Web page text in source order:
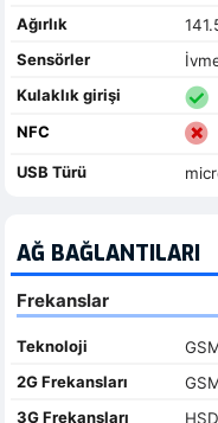
Ağırlık
Sensörler
Kulaklık girişi
NFC
USB Türü
AĞ BAĞLANTILARI
Frekanslar
Teknoloji
2G Frekansları
3G Frekansları